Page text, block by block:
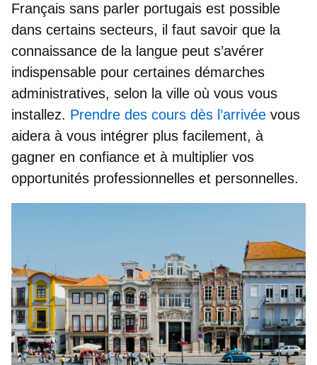
Français sans parler portugais est possible
dans certains secteurs, il faut savoir que la
connaissance de la langue peut s’avérer
indispensable pour certaines démarches
administratives, selon la ville où vous vous
installez. Prendre des cours dès l’arrivée vous
aidera à vous intégrer plus facilement, à
gagner en confiance et à multiplier vos
opportunités professionnelles et personnelles.